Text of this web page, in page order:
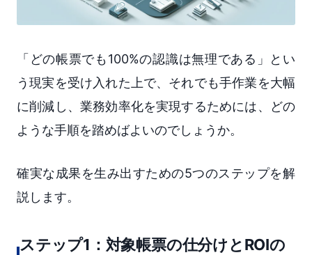
「どの帳票でも100%の認識は無理である」とい
う現実を受け入れた上で、それでも手作業を大幅
に削減し、業務効率化を実現するためには、どの
ような手順を踏めばよいのでしょうか。
確実な成果を生み出すための5つのステップを解
説します。
ステップ1：対象帳票の仕分けとROIの